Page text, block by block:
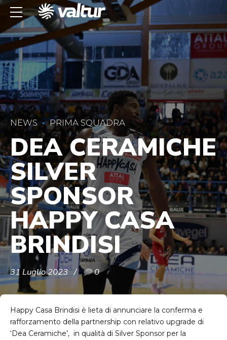
NEWS PRIMA SQUADRA
DEA CERAMICHE
SILVER
SPONSOR
HAPPY CASA
BRINDISI
31 Luglio 2023 0
Happy Casa Brindisi è lieta di annunciare la conferma e
rafforzamento della partnership con relativo upgrade di
‘Dea Ceramiche’, in qualità di Silver Sponsor per la